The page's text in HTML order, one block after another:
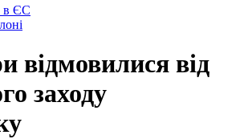
в ЄС
відмовилися від
заходу